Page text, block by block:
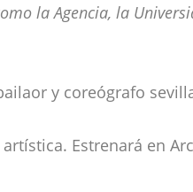
la Agencia, la
y coreógrafo
Estrenará en